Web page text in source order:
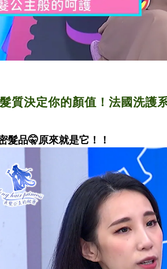
髮質決定你的顏值！法國洗護
髮品🤫原來就是它！！